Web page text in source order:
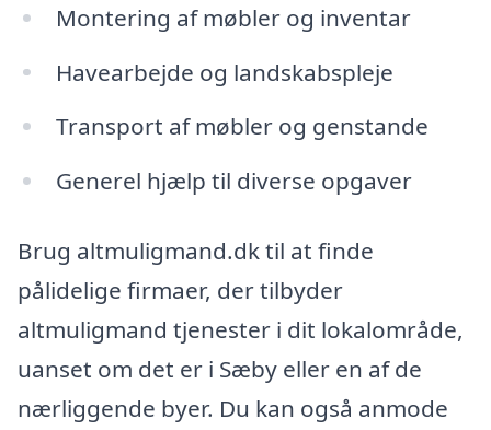
Montering af møbler og inventar
Havearbejde og landskabspleje
Transport af møbler og genstande
Generel hjælp til diverse opgaver
Brug altmuligmand.dk til at finde
pålidelige firmaer, der tilbyder
altmuligmand tjenester i dit lokalområde,
uanset om det er i Sæby eller en af de
nærliggende byer. Du kan også anmode